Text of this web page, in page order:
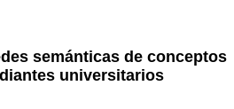
semánticas de conceptos
universitarios